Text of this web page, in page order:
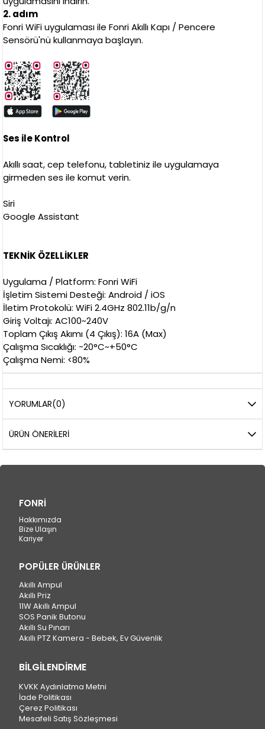
2. adım
Fonri WiFi uygulaması ile Fonri Akıllı Kapı / Pencere
Sensörü'nü kullanmaya başlayın.
Ses ile Kontrol
Akıllı saat, cep telefonu, tabletiniz ile uygulamaya
girmeden ses ile komut verin.
Siri
Google Assistant
TEKNİK ÖZELLİKLER
Uygulama / Platform: Fonri WiFi
İşletim Sistemi Desteği: Android / iOS
İletim Protokolü: WiFi 2.4GHz 802.11b/g/n
Giriş Voltajı: AC100~240V
Toplam Çıkış Akımı (4 Çıkış): 16A (Max)
Çalışma Sıcaklığı: -20°C~+50°C
Çalışma Nemi: <80%
YORUMLAR(0)
ÜRÜN ÖNERILERI
FONRİ
Hakkımızda
Bize Ulaşın
Kariyer
POPÜLER ÜRÜNLER
Akıllı Ampul
Akıllı Priz
11W Akıllı Ampul
SOS Panik Butonu
Akıllı Su Pınarı
Akıllı PTZ Kamera - Bebek, Ev Güvenlik
BİLGİLENDİRME
KVKK Aydınlatma Metni
İade Politikası
Çerez Politikası
Mesafeli Satış Sözleşmesi